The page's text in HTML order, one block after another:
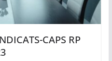
CAPS RP